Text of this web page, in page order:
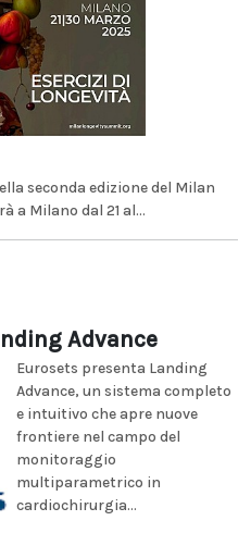
seconda edizione del Milan
a Milano dal 21 al...
Advance
Eurosets presenta Landing
Advance, un sistema completo
e intuitivo che apre nuove
frontiere nel campo del
monitoraggio
multiparametrico in
cardiochirurgia...